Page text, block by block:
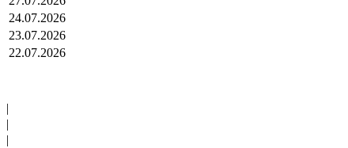
24.07.2026
23.07.2026
22.07.2026
|
|
|